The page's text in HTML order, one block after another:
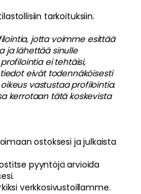
tarkoituksiin.
jotta voimme esittää
ja lähettää sinulle
ei tehtäisi,
eivät todennäköisesti
vastustaa profilointia.
kerrotaan tätä koskevista
ostoksesi ja julkaista
pyyntöjä arvioida
verkkosivustoillamme.